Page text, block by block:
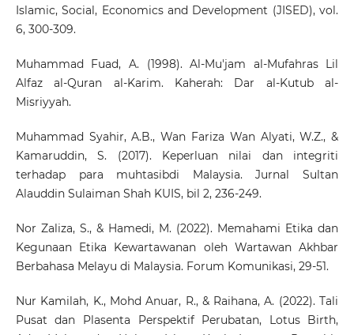
Islamic, Social, Economics and Development (JISED), vol.
6, 300-309.
Muhammad Fuad, A. (1998). Al-Mu'jam al-Mufahras Lil
Alfaz al-Quran al-Karim. Kaherah: Dar al-Kutub al-
Misriyyah.
Muhammad Syahir, A.B., Wan Fariza Wan Alyati, W.Z., &
Kamaruddin, S. (2017). Keperluan nilai dan integriti
terhadap para muhtasibdi Malaysia. Jurnal Sultan
Alauddin Sulaiman Shah KUIS, bil 2, 236-249.
Nor Zaliza, S., & Hamedi, M. (2022). Memahami Etika dan
Kegunaan Etika Kewartawanan oleh Wartawan Akhbar
Berbahasa Melayu di Malaysia. Forum Komunikasi, 29-51.
Nur Kamilah, K., Mohd Anuar, R., & Raihana, A. (2022). Tali
Pusat dan Plasenta Perspektif Perubatan, Lotus Birth,